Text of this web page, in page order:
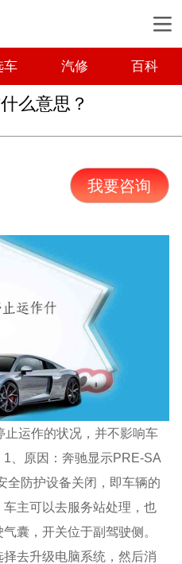
车 汽修 百科
么意思？
我要咨询
运作的状况，并不影响车
、原因：奔驰显示PRE-SA
全防护设备关闭，即车辆的
主可以去服务站处理，也
囊，开关位于副驾驶侧。
去升级电脑系统，然后消